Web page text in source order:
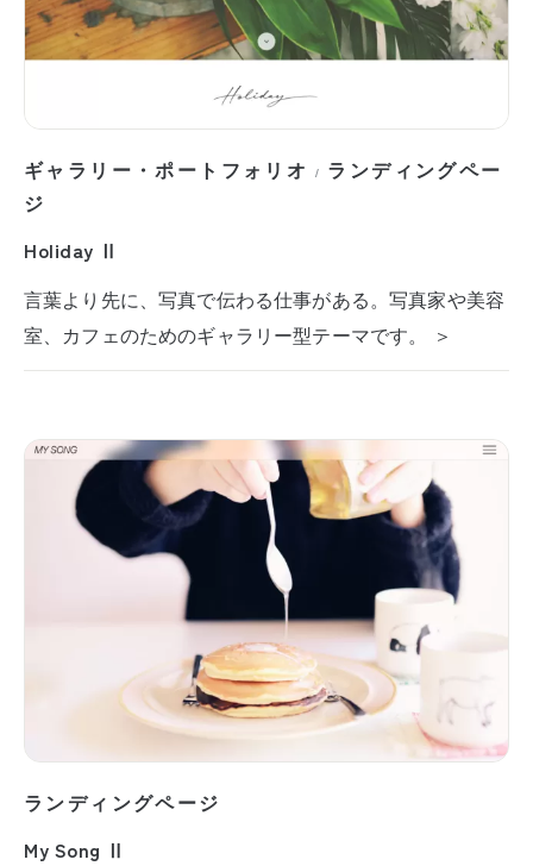
ギャラリー・ポートフォリオ / ランディングペー
ジ
Holiday Ⅱ
言葉より先に、写真で伝わる仕事がある。写真家や美容
室、カフェのためのギャラリー型テーマです。 ＞
ランディングページ
My Song Ⅱ